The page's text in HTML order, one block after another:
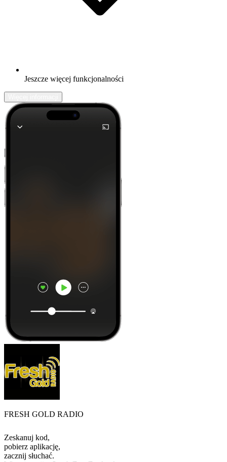
Jeszcze więcej funkcjonalności
FRESH GOLD RADIO
Zeskanuj kod,
pobierz aplikację,
zacznij słuchać.